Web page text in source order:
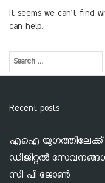
It seems we can’t find
can help.
Recent posts
എഐ
ഡിജിറ്റൽ സേവനങ്ങൾ
സി പി ജോൺ